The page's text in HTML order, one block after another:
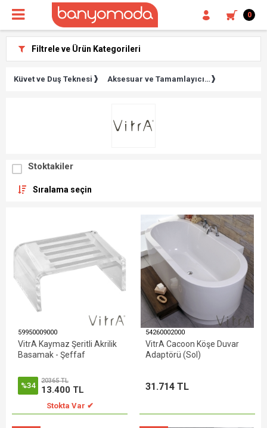
0
Filtrele ve Ürün Kategorileri
Küvet ve Duş Teknesi Aksesuar ve Tamamlayıcı Parçalar
Stoktakiler
Sıralama seçin
59950009000
VitrA Kaymaz Şeritli Akrilik
Basamak - Şeffaf
%34
20365 TL
13.400 TL
Stokta Var ✔
54260002000
VitrA Cacoon Köşe Duvar
Adaptörü (Sol)
31.714 TL